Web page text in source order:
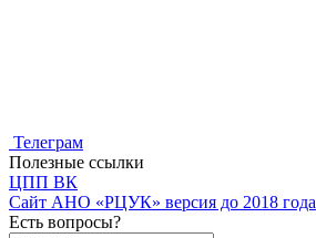
Телеграм
Полезные ссылки
ЦПП ВК
Cайт АНО «РЦУК» версия до 2018 года
Есть вопросы?